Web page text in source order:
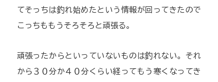
てそっちは釣れ始めたという情報が回ってきたので
こっちももうそろそろと頑張る。
頑張ったからといっていないものは釣れない。それ
から３０分か４０分くらい経ってもう寒くなってき